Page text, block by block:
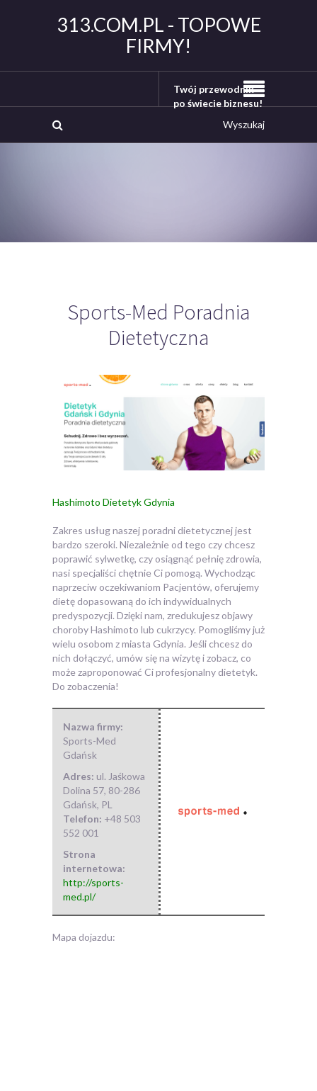
313.COM.PL - TOPOWE
FIRMY!
Twój przewodnik
po świecie biznesu!
Sports-Med Poradnia
Dietetyczna
Hashimoto Dietetyk Gdynia
Zakres usług naszej poradni dietetycznej jest
bardzo szeroki. Niezależnie od tego czy chcesz
poprawić sylwetkę, czy osiągnąć pełnię zdrowia,
nasi specjaliści chętnie Ci pomogą. Wychodząc
naprzeciw oczekiwaniom Pacjentów, oferujemy
dietę dopasowaną do ich indywidualnych
predyspozycji. Dzięki nam, zredukujesz objawy
choroby Hashimoto lub cukrzycy. Pomogliśmy już
wielu osobom z miasta Gdynia. Jeśli chcesz do
nich dołączyć, umów się na wizytę i zobacz, co
może zaproponować Ci profesjonalny dietetyk.
Do zobaczenia!
Nazwa firmy:
Sports-Med
Gdańsk
Adres: ul. Jaśkowa
Dolina 57, 80-286
Gdańsk, PL
Telefon: +48 503
552 001
Strona
internetowa:
http://sports-
med.pl/
Mapa dojazdu: